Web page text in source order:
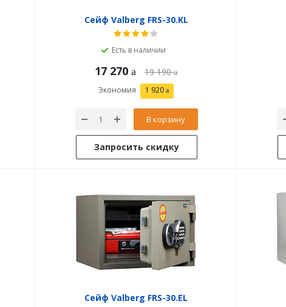
Сейф Valberg FRS-30.KL
Есть в наличии
17 270 19 190
Экономия 1 920
В корзину
Запросить скидку
Сейф Valberg FRS-30.EL